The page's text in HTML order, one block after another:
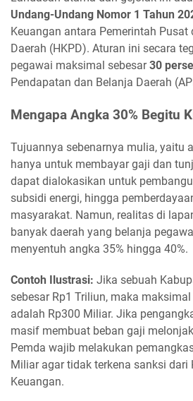
Undang-Undang Nomor 1 Tahun
Keuangan antara Pemerintah Pusat
Daerah (HKPD). Aturan ini secara
pegawai maksimal sebesar30
Pendapatan dan Belanja Daerah
Mengapa Angka 30% Begitu
Tujuannya sebenarnya mulia, yaitu
hanya untuk membayar gaji dan
dapat dialokasikan untuk
subsidi energi, hingga
masyarakat. Namun, realitas di
banyak daerah yang belanja
menyentuh angka 35% hingga 40%.
Contoh Ilustrasi: Jika sebuah
sebesar Rp1 Triliun, maka
adalah Rp300 Miliar. Jika
masif membuat beban gaji
Pemda wajib melakukan
Miliar agar tidak terkena sanksi dari
Keuangan.